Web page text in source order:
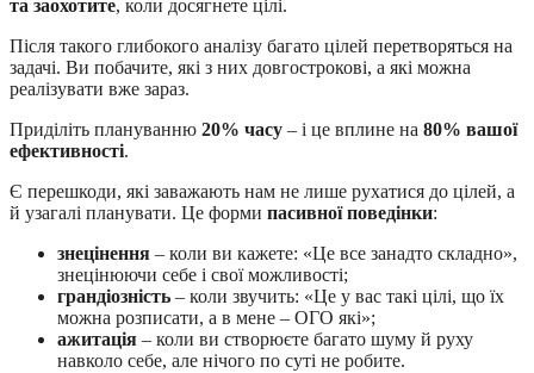
та заохотите, коли досягнете цілі.
Після такого глибокого аналізу багато цілей перетворяться на
задачі. Ви побачите, які з них довгострокові, а які можна
реалізувати вже зараз.
Приділіть плануванню 20% часу – і це вплине на 80% вашої
ефективності.
Є перешкоди, які заважають нам не лише рухатися до цілей, а
й узагалі планувати. Це форми пасивної поведінки:
знецінення – коли ви кажете: «Це все занадто складно»,
знецінюючи себе і свої можливості;
грандіозність – коли звучить: «Це у вас такі цілі, що їх
можна розписати, а в мене – ОГО які»;
ажитація – коли ви створюєте багато шуму й руху
навколо себе, але нічого по суті не робите.